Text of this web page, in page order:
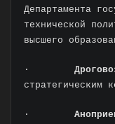
Департамента
технической
высшего
·
стратегическим
·